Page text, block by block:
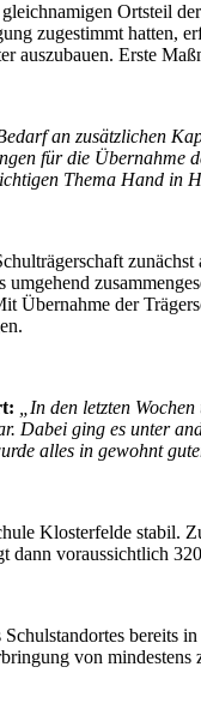
Ortsteil
zugestimmt hatten,
auszubauen. Erste
an zusätzlichen
für die Übernahme
Thema Hand in
Übernahme der
„In den letzten
Dabei ging es unter
alles in gewohnt
Klosterfelde stabil.
dann voraussichtlich
bereits
von